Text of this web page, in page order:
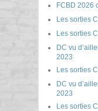
FCBD 2026
Les sorties
Les sorties
DC vu
2023
Les sorties
DC vu
2023
Les sorties